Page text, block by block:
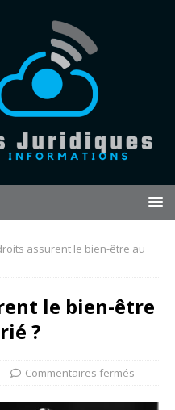
assurent le bien-être au
le bien-être
?
Commentaires fermés